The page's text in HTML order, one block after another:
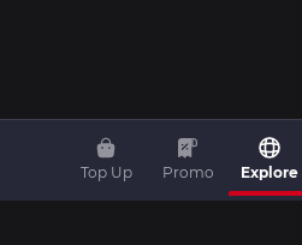
Top Up Promo Explore